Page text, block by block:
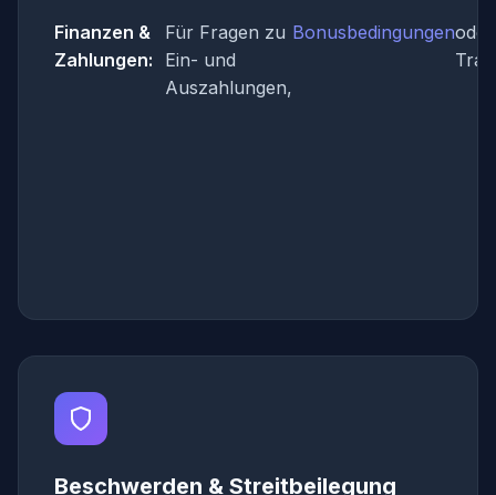
Finanzen &
Zahlungen:
Für Fragen zu
Ein- und
Auszahlungen,
Bonusbedingungenoder
Beschwerden & Streitbeilegung